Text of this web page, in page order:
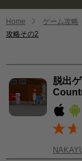
Home ゲーム攻略
攻略その2
脱出